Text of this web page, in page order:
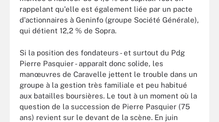
rappelant qu'elle est également liée par un pacte
d'actionnaires à Geninfo (groupe Société Générale),
qui détient 12,2 % de Sopra.
Si la position des fondateurs - et surtout du Pdg
Pierre Pasquier - apparaît donc solide, les
manœuvres de Caravelle jettent le trouble dans un
groupe à la gestion très familiale et peu habitué
aux batailles boursières. Le tout à un moment où la
question de la succession de Pierre Pasquier (75
ans) revient sur le devant de la scène. En juin